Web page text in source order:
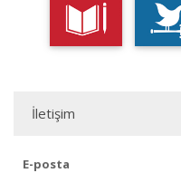
İletişim
E-posta